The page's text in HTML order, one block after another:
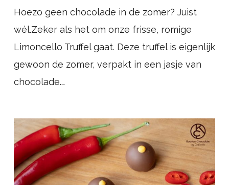
Hoezo geen chocolade in de zomer? Juist
wél.Zeker als het om onze frisse, romige
Limoncello Truffel gaat. Deze truffel is eigenlijk
gewoon de zomer, verpakt in een jasje van
chocolade.…